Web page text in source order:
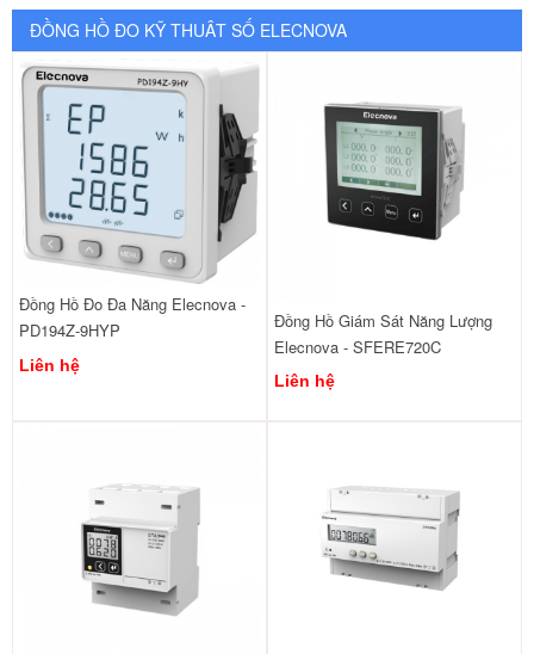
ĐỒNG HỒ ĐO KỸ THUÂT SỐ ELECNOVA
Đồng Hồ Đo Đa Năng Elecnova -
PD194Z-9HYP
Liên hệ
Đồng Hồ Giám Sát Năng Lượng
Elecnova - SFERE720C
Liên hệ